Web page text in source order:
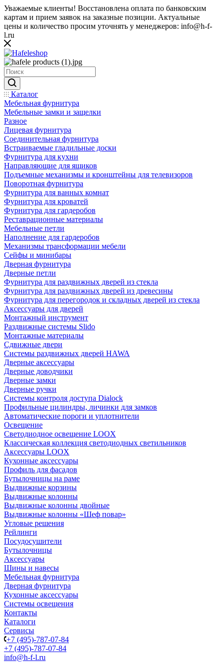
Уважаемые клиенты! Восстановлена оплата по банковским
картам и прием заявок на заказные позиции. Актуальные
цены и количество просим уточнять у менеджеров: info@h-f-
l.ru
Каталог
Мебельная фурнитура
Мебельные замки и защелки
Разное
Лицевая фурнитура
Соединительная фурнитура
Встраиваемые гладильные доски
Фурнитура для кухни
Направляющие для ящиков
Подъемные механизмы и кронштейны для телевизоров
Поворотная фурнитура
Фурнитура для ванных комнат
Фурнитура для кроватей
Фурнитура для гардеробов
Реставрационные материалы
Мебельные петли
Наполнение для гардеробов
Механизмы трансформации мебели
Сейфы и минибары
Дверная фурнитура
Дверные петли
Фурнитура для раздвижных дверей из стекла
Фурнитура для раздвижных дверей из древесины
Фурнитура для перегородок и складных дверей из стекла
Аксессуары для дверей
Монтажный инструмент
Раздвижные системы Slido
Монтажные материалы
Сдвижные двери
Системы раздвижных дверей HAWA
Дверные аксессуары
Дверные доводчики
Дверные замки
Дверные ручки
Системы контроля доступа Dialock
Профильные цилиндры, личинки для замков
Автоматические пороги и уплотнители
Освещение
Светодиодное освещение LOOX
Классическая коллекция светодиодных светильников
Аксессуары LOOX
Кухонные аксессуары
Профиль для фасадов
Бутылочницы на раме
Выдвижные корзины
Выдвижные колонны
Выдвижные колонны двойные
Bыдвижные колонны «Шеф повар»
Угловые решения
Рейлинги
Посудосушители
Бутылочницы
Аксессуары
Шины и навесы
Мебельная фурнитура
Дверная фурнитура
Кухонные аксессуары
Системы освещения
Контакты
Каталоги
Сервисы
+7 (495)-787-07-84
+7 (495)-787-07-84
info@h-f-l.ru